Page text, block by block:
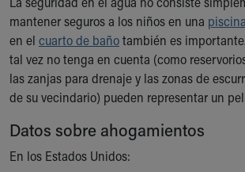
Ronald McDonald House Care Mobile
Health Centers
Symptom Checker
Financial Services
Price Estimates
Family Supports
Sports Health Services Provider for Akron
Find a Pediatrics Location
mantener seguros a los niños en una piscina
en el cuarto de bañotambién es
tal vez no tenga en cuenta (como
las zanjas para drenaje y las zonas de
de su vecindario) pueden representar un
Datos sobre ahogamientos
En los Estados Unidos: